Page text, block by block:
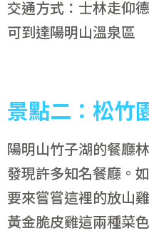
交通方式：士林走仰
可到達陽明山溫泉區
景點二：松竹
陽明山竹子湖的餐廳
發現許多知名餐廳。
要來嘗嘗這裡的放山
黃金脆皮雞這兩種菜